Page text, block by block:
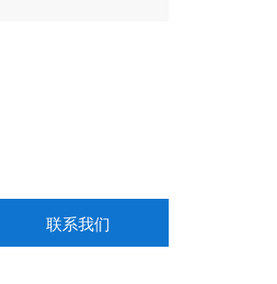
测温线连接构成测温系还
活配置。
联系我们